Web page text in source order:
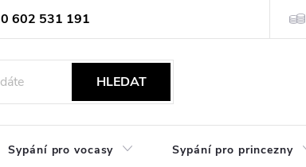
602 531 191
sdělení Hodnocení obchodu
HLEDAT
Sypání pro vocasy Sypání pro princezny